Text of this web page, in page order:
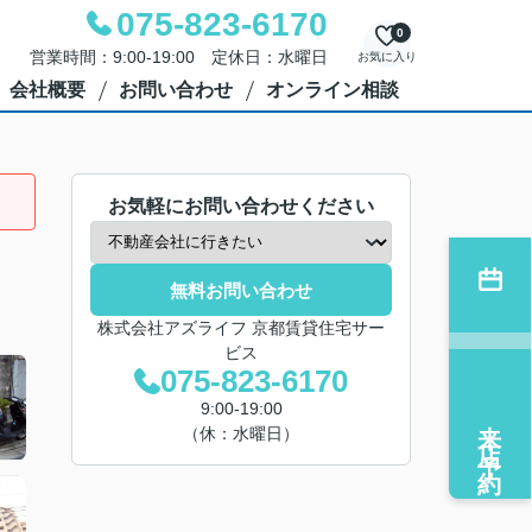
075-823-6170
営業時間：9:00-19:00 定休日：水曜日 お気に入り
0
会社概要 お問い合わせ オンライン相談
お気軽にお問い合わせください
無料お問い合わせ
株式会社アズライフ 京都賃貸住宅サー
ビス
075-823-6170
9:00-19:00
（休：水曜日）
来店予約